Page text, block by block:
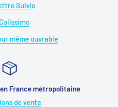
Suivie
même ouvrable
France métropolitaine
de vente